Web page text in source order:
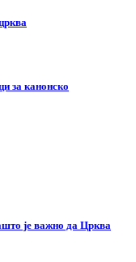
за канонско
је важно да Црква